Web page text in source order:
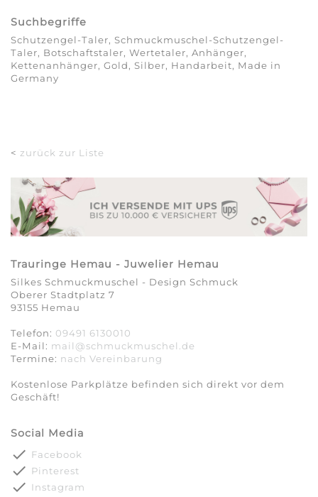
Suchbegriffe
Schutzengel-Taler, Schmuckmuschel-Schutzengel-
Taler, Botschaftstaler, Wertetaler, Anhänger,
Kettenanhänger, Gold, Silber, Handarbeit, Made in
Germany
< zurück zur Liste
Trauringe Hemau - Juwelier Hemau
Silkes Schmuckmuschel - Design Schmuck
Oberer Stadtplatz 7
93155 Hemau
Telefon: 09491 6130010
E-Mail: mail@schmuckmuschel.de
Termine: nach Vereinbarung​​​​​​​
Kostenlose Parkplätze befinden sich direkt vor dem
Geschäft!
Social Media
done Facebook
done Pinterest
done Instagram